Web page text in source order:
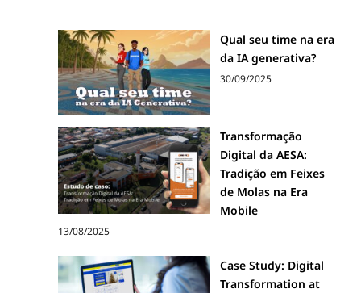
Qual seu time na era
da IA generativa?
30/09/2025
Transformação
Digital da AESA:
Tradição em Feixes
de Molas na Era
Mobile
13/08/2025
Case Study: Digital
Transformation at